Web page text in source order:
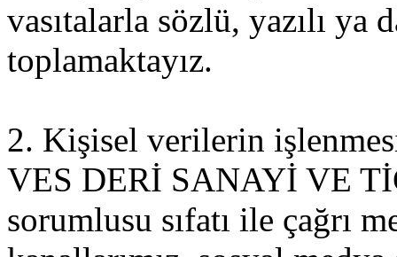
vasıtalarla sözlü, yazılı
toplamaktayız.
2. Kişisel verilerin
VES DERİ SANAYİ VE
sorumlusu sıfatı ile çağrı